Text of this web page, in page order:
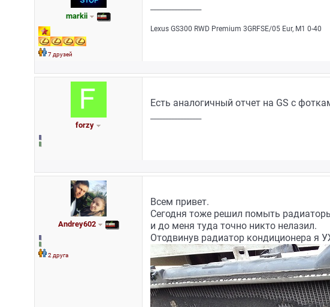
markii
7 друзей
Lехus GS300 RWD Рrеmium 3GRFSЕ/05 Eur, М1 0-40
forzy
Есть аналогичный отчет на GS с
Andrey602
2 друга
Всем привет.
Сегодня тоже решил помыть
и до меня туда точно никто нелазил.
Отодвинув радиатор кондиционера я